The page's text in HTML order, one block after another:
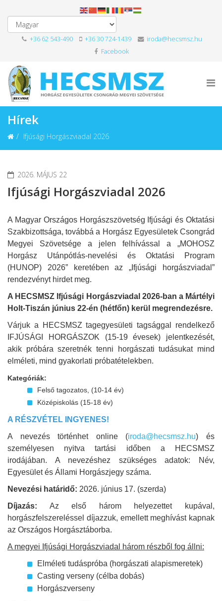
+36 62 543-490 +36 30 724-1439
iroda@hecsmsz.hu
Facebook
Hírek
Ifjúsági Horgászviadal 2026
2026. MÁJUS 22
Ifjúsági Horgászviadal 2026
A Magyar Országos Horgászszövetség Ifjúsági és Oktatási
Szakbizottsága, továbbá a Horgász Egyesületek Csongrád
Megyei Szövetsége a jelen felhívással a „MOHOSZ
Horgász Utánpótlás-nevelési és Oktatási Program
(HUNOP) 2026” keretében az „Ifjúsági horgászviadal”
rendezvényt hirdet meg.
A HECSMSZ Ifjúsági Horgászviadal 2026-ban a Mártélyi
Holt-Tiszán június 22-én (hétfőn) kerül megrendezésre.
Várjuk a HECSMSZ tagegyesületi tagsággal rendelkező
IFJÚSÁGI HORGÁSZOK (15-19 évesek) jelentkezését,
akik próbára szeretnék tenni horgászati tudásukat mind
elméleti, mind gyakorlati próbatételekben.
Kategóriák:
Felső tagozatos, (10-14 év)
Középiskolás (15-18 év)
A RÉSZVÉTEL INGYENES!
A nevezés történhet online (iroda@hecsmsz.hu) és
személyesen nyitva tartási időben a HECSMSZ
irodájában. A nevezéshez szükséges adatok: Név,
Egyesület és Állami Horgászjegy száma.
Nevezési határidő: 2026. június 17. (szerda)
Díjazás: Az első három helyezettet kupával,
horgászfelszereléssel díjazzuk, emellett meghívást kapnak
az Országos Horgásztáborba.
A megyei Ifjúsági Horgászviadal három részből fog állni:
Elméleti tudáspróba (horgászati alapismeretek)
Casting verseny (célba dobás)
Horgászverseny